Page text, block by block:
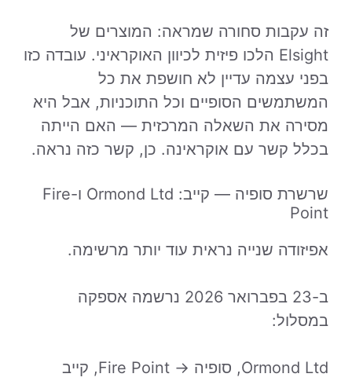
זה עקבות סחורה שמראה: המוצרים של
Elsight הלכו פיזית לכיוון האוקראיני. עובדה כזו
בפני עצמה עדיין לא חושפת את כל
המשתמשים הסופיים וכל התוכניות, אבל היא
מסירה את השאלה המרכזית — האם הייתה
בכלל קשר עם אוקראינה. כן, קשר כזה נראה.
שרשרת סופיה — קייב: Ormond Ltd ו-Fire
Point
אפיזודה שנייה נראית עוד יותר מרשימה.
ב-23 בפברואר 2026 נרשמה אספקה
במסלול:
Ormond Ltd, סופיה → Fire Point, קייב